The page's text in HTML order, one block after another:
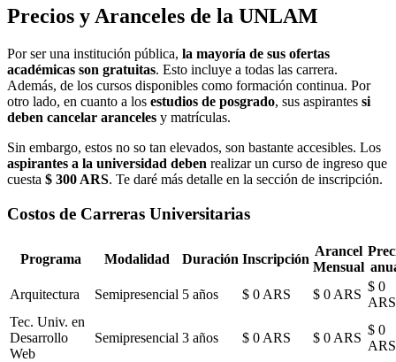
Precios y Aranceles de la UNLAM
Por ser una institución pública, la mayoría de sus ofertas
académicas son gratuitas. Esto incluye a todas las carrera.
Además, de los cursos disponibles como formación continua. Por
otro lado, en cuanto a los estudios de posgrado, sus aspirantes si
deben cancelar aranceles y matrículas.
Sin embargo, estos no so tan elevados, son bastante accesibles. Los
aspirantes a la universidad deben realizar un curso de ingreso que
cuesta $ 300 ARS. Te daré más detalle en la sección de inscripción.
Costos de Carreras Universitarias
Programa Modalidad Duración Inscripción
Arancel
Mensual
Arquitectura
Semipresencial 5 años $ 0 ARS $ 0 ARS
$ 0
ARS
Tec. Univ. en
Desarrollo
Web
Semipresencial 3 años $ 0 ARS $ 0 ARS
$ 0
ARS